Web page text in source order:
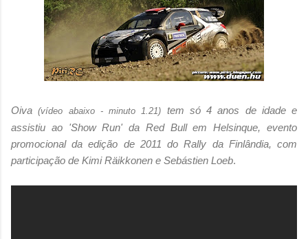
Oiva(vídeo abaixo - minuto 1.21) tem só 4 anos de idade e
assistiu ao 'Show Run' da Red Bull em Helsinque, evento
promocional da edição de 2011 do Rally da Finlândia, com
participação de Kimi Räikkonen e Sebástien Loeb.